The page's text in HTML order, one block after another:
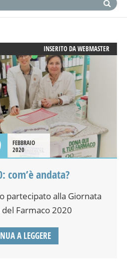
INSERITO DAWEBMASTER
FEBBRAIO
2020
com’è andata?
partecipato alla Giornata
del Farmaco 2020
A LEGGERE